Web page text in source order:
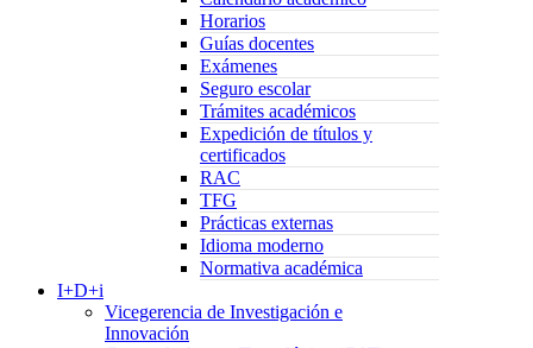
Horarios
Guías docentes
Exámenes
Seguro escolar
Trámites académicos
Expedición de títulos y
certificados
RAC
TFG
Prácticas externas
Idioma moderno
Normativa académica
I+D+i
Vicegerencia de Investigación e
Innovación